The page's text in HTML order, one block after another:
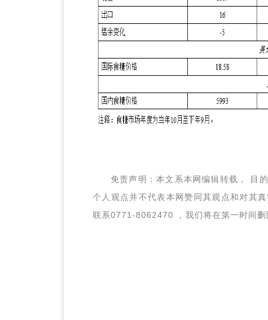
免责声明：本文系本网编辑转载， 目
个人观点并不代表本网赞同其观点和对其
联系0771-8062470 ，我们将在第一时间删